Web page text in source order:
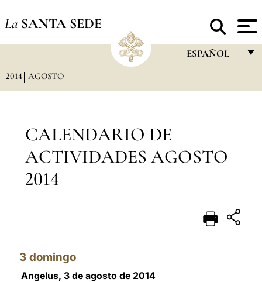
La SANTA SEDE
ESPAÑOL
POLSKI
2014 AGOSTO
CALENDARIO DE
ACTIVIDADES AGOSTO
2014
3 domingo
Angelus, 3 de agosto de 2014